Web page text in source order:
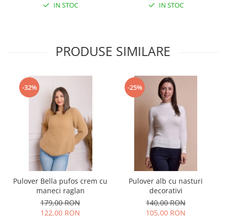
IN STOC IN STOC
PRODUSE SIMILARE
-32%
Pulover Bella pufos crem cu
maneci raglan
179,00 RON
122,00 RON
-25%
Pulover alb cu nasturi
decorativi
140,00 RON
105,00 RON